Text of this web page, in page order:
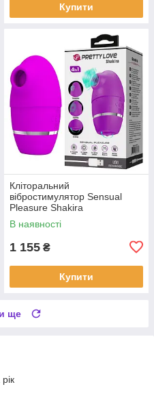
Купити
Кліторальний
вібростимулятор Sensual
Pleasure Shakira
В наявності
1 155 ₴
Купити
ще